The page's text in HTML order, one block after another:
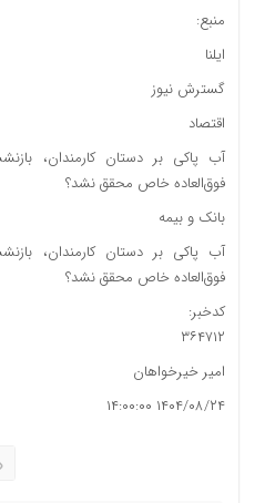
منبع:
ایلنا
گسترش نیوز
اقتصاد
آب پاکی بر دستان کارمندان،
فوق‌العاده خاص محقق نشد؟
بانک و بیمه
آب پاکی بر دستان کارمندان،
فوق‌العاده خاص محقق نشد؟
کدخبر:
۳۶۴۷۱۲
امیر خیرخواهان
۱۴۰۴/۰۸/۲۴ ۱۴:۰۰:۰۰